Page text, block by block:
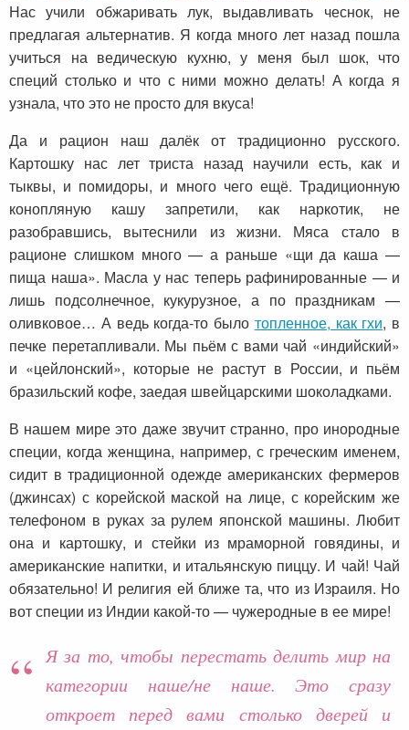
Нас учили обжаривать лук, выдавливать чеснок, не
предлагая альтернатив. Я когда много лет назад пошла
учиться на ведическую кухню, у меня был шок, что
специй столько и что с ними можно делать! А когда я
узнала, что это не просто для вкуса!
Да и рацион наш далёк от традиционно русского.
Картошку нас лет триста назад научили есть, как и
тыквы, и помидоры, и много чего ещё. Традиционную
конопляную кашу запретили, как наркотик, не
разобравшись, вытеснили из жизни. Мяса стало в
рационе слишком много — а раньше «щи да каша —
пища наша». Масла у нас теперь рафинированные — и
лишь подсолнечное, кукурузное, а по праздникам —
оливковое… А ведь когда-то было топленное, как гхи, в
печке перетапливали. Мы пьём с вами чай «индийский»
и «цейлонский», которые не растут в России, и пьём
бразильский кофе, заедая швейцарскими шоколадками.
В нашем мире это даже звучит странно, про инородные
специи, когда женщина, например, с греческим именем,
сидит в традиционной одежде американских фермеров
(джинсах) с корейской маской на лице, с корейским же
телефоном в руках за рулем японской машины. Любит
она и картошку, и стейки из мраморной говядины, и
американские напитки, и итальянскую пиццу. И чай! Чай
обязательно! И религия ей ближе та, что из Израиля. Но
вот специи из Индии какой-то — чужеродные в ее мире!
Я за то, чтобы перестать делить мир на
категории наше/не наше. Это сразу
откроет перед вами столько дверей и